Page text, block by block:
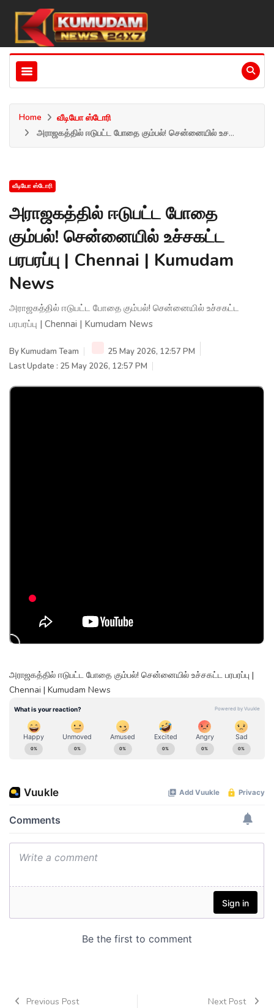
Home
வீடியோ ஸ்டோரி
அராஜகத்தில் ஈடுபட்ட போதை கும்பல்! சென்னையில் உச...
வீடியோ ஸ்டோரி
அராஜகத்தில் ஈடுபட்ட போதை
கும்பல்! சென்னையில் உச்சகட்ட
பரபரப்பு | Chennai | Kumudam
News
அராஜகத்தில் ஈடுபட்ட போதை கும்பல்! சென்னையில் உச்சகட்ட
பரபரப்பு | Chennai | Kumudam News
ByKumudam Team
25 May 2026, 12:57 PM
Last Update : 25 May 2026, 12:57 PM
அராஜகத்தில் ஈடுபட்ட போதை கும்பல்! சென்னையில் உச்சகட்ட பரபரப்பு |
Chennai | Kumudam News
Previous Post Next Post